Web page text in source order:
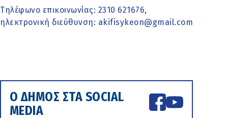
Τηλέφωνο επικοινωνίας: 2310 621676,
ηλεκτρονική διεύθυνση: akifisykeon@gmail.com
Ο ΔΗΜΟΣ ΣΤΑ SOCIAL
MEDIA